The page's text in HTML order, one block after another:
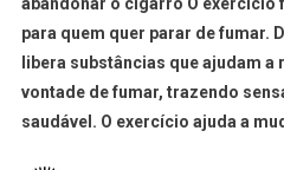
abandonar o cigarro O exercício
para quem quer parar de fumar.
libera substâncias que ajudam a
vontade de fumar, trazendo
saudável. O exercício ajuda a